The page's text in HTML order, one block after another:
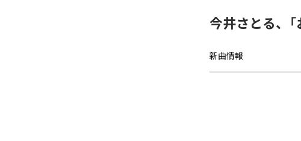
今井さとる、
新曲情報